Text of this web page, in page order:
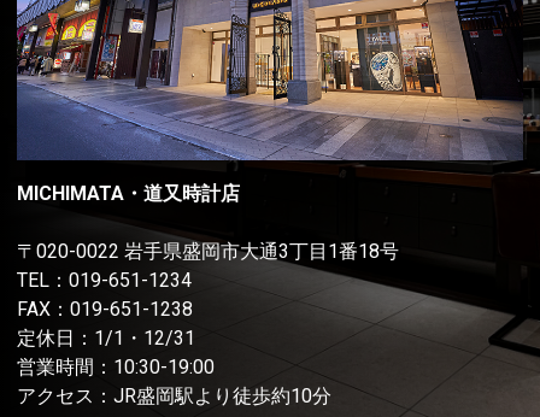
MICHIMATA・道又時計店
〒020-0022 岩手県盛岡市大通3丁目1番18号
TEL： 019-651-1234
FAX：019-651-1238
定休日：1/1・12/31
営業時間：10:30-19:00
アクセス：JR盛岡駅より徒歩約10分